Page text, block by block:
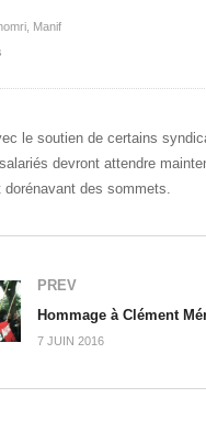
Manif
le soutien de certains
devront attendre
des sommets.
PREV
7 JUIN 2016